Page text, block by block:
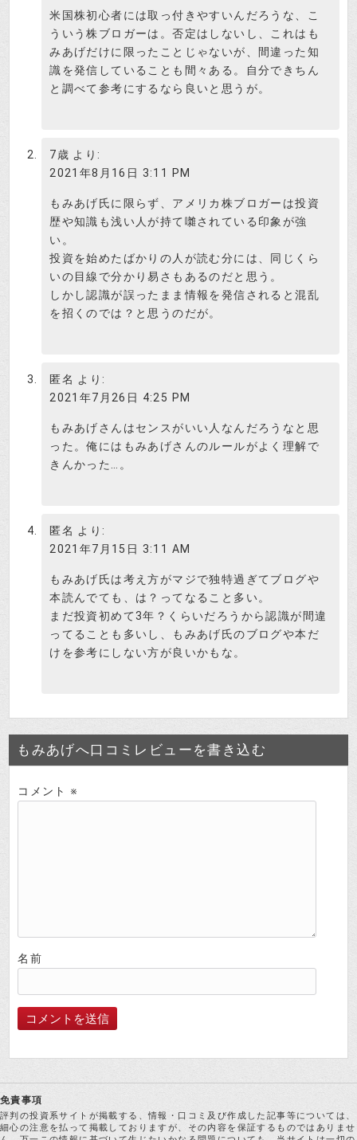
米国株初心者には取っ付きやすいんだろうな、こ
ういう株ブロガーは。否定はしないし、これはも
みあげだけに限ったことじゃないが、間違った知
識を発信していることも間々ある。自分できちん
と調べて参考にするなら良いと思うが。
7歳 より:
2021年8月16日 3:11 PM
もみあげ氏に限らず、アメリカ株ブロガーは投資
歴や知識も浅い人が持て囃されている印象が強
い。
投資を始めたばかりの人が読む分には、同じくら
いの目線で分かり易さもあるのだと思う。
しかし認識が誤ったまま情報を発信されると混乱
を招くのでは？と思うのだが。
匿名 より:
2021年7月26日 4:25 PM
もみあげさんはセンスがいい人なんだろうなと思
った。俺にはもみあげさんのルールがよく理解で
きんかった…。
匿名 より:
2021年7月15日 3:11 AM
もみあげ氏は考え方がマジで独特過ぎてブログや
本読んでても、は？ってなること多い。
まだ投資初めて3年？くらいだろうから認識が間違
ってることも多いし、もみあげ氏のブログや本だ
けを参考にしない方が良いかもな。
もみあげへ口コミレビューを書き込む
コメント ※
名前
免責事項
評判の投資系サイトが掲載する、情報・口コミ及び作成した記事等については、
細心の注意を払って掲載しておりますが、その内容を保証するものではありませ